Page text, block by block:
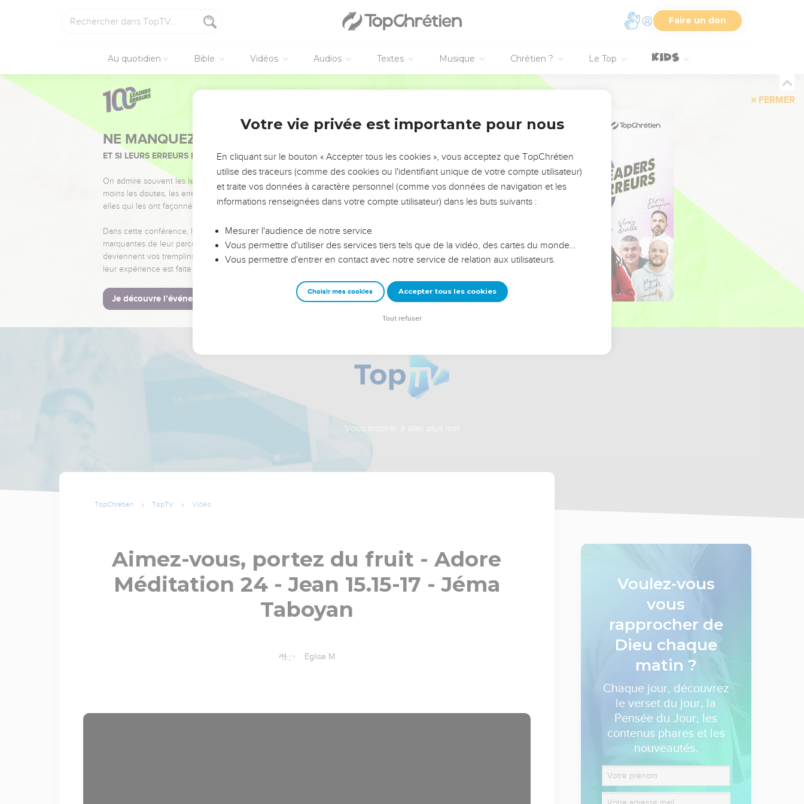
Faire un don
Au quotidien Bible Vidéos Audios Textes Musique Chrétien ? Le Top
FERMER
NE MANQUEZ PAS L’ÉVÉNEMENT DE L’ANNÉE !
ET SI LEURS ERREURS POUVAIENT VOUS ÉVITER LES VOTRES ?
On admire souvent les leaders pour leurs réussites, leur impact, leur foi ou leur vision. Mais on voit
moins les doutes, les erreurs et les saisons difficiles qu'ils ont traversés, alors même que ce sont
elles qui les ont façonnés.
Dans cette conférence, leaders, entrepreneurs, et responsables reviennent sur les erreurs
marquantes de leur parcours et les clés pour avancer avec plus de sagesse afin que leurs erreurs
deviennent vos tremplins. Que vous guidiez un ministère, une équipe, un groupe ou une famille,
leur expérience est faite pour vous.
Je découvre l’événement
Vous inspirer à aller plus loin
TopChrétien TopTV Vidéo
Aimez-vous, portez du fruit - Adore
Méditation 24 - Jean 15.15-17 - Jéma
Taboyan
Eglise M
Voulez-vous
vous
rapprocher de
Dieu chaque
matin ?
Chaque jour, découvrez
le verset du jour, la
Pensée du Jour, les
contenus phares et les
nouveautés.
Votre vie privée est importante pour nous
En cliquant sur le bouton « Accepter tous les cookies », vous acceptez que TopChrétien
utilise des traceurs (comme des cookies ou l'identifiant unique de votre compte utilisateur)
et traite vos données à caractère personnel (comme vos données de navigation et les
informations renseignées dans votre compte utilisateur) dans les buts suivants :
Mesurer l'audience de notre service
Vous permettre d'utiliser des services tiers tels que de la vidéo, des cartes du monde…
Vous permettre d'entrer en contact avec notre service de relation aux utilisateurs.
Choisir mes cookies Accepter tous les cookies
Tout refuser